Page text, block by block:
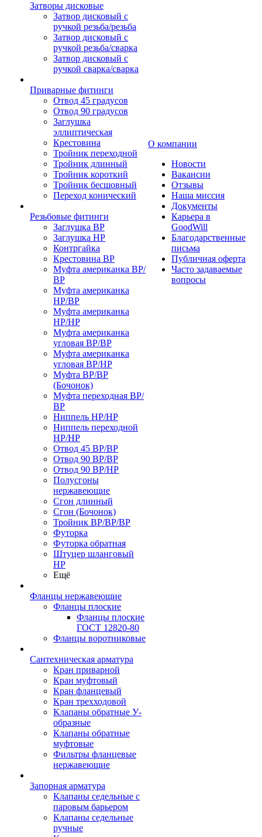
Затворы дисковые
Затвор дисковый с
ручкой резьба/резьба
Затвор дисковый с
ручкой резьба/сварка
Затвор дисковый с
ручкой сварка/сварка
Приварные фитинги
Отвод 45 градусов
Отвод 90 градусов
Заглушка
эллиптическая
Крестовина
Тройник переходной
Тройник длинный
Тройник короткий
Тройник бесшовный
Переход конический
Резьбовые фитинги
Заглушка ВР
Заглушка НР
Контргайка
Крестовина ВР
Муфта американка ВР/
ВР
Муфта американка
НР/ВР
Муфта американка
НР/НР
Муфта американка
угловая ВР/ВР
Муфта американка
угловая ВР/НР
Муфта ВР/ВР
(Бочонок)
Муфта переходная ВР/
ВР
Ниппель НР/НР
Ниппель переходной
НР/НР
Отвод 45 ВР/ВР
Отвод 90 ВР/ВР
Отвод 90 ВР/НР
Полусгоны
нержавеющие
Сгон длинный
Сгон (Бочонок)
Тройник ВР/ВР/ВР
Футорка
Футорка обратная
Штуцер шланговый
НР
Ещё
Фланцы нержавеющие
Фланцы плоские
Фланцы плоские
ГОСТ 12820-80
Фланцы воротниковые
Сантехническая арматура
Кран приварной
Кран муфтовый
Кран фланцевый
Кран трехходовой
Клапаны обратные У-
образные
Клапаны обратные
муфтовые
Фильтры фланцевые
нержавеющие
Запорная арматура
Клапаны седельные с
паровым барьером
Клапаны седельные
ручные
О компании
Новости
Вакансии
Отзывы
Наша миссия
Документы
Карьера в
GoodWill
Благодарственные
письма
Публичная оферта
Часто задаваемые
вопросы